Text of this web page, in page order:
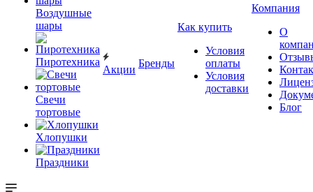
Воздушные
шары
Пиротехника
Свечи
тортовые
Хлопушки
Праздники
Акции
Бренды
Как купить
Условия
оплаты
Условия
доставки
Компания
О
Блог